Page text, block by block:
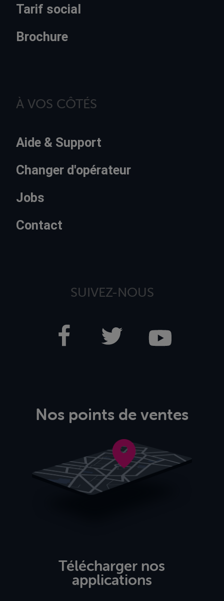
Tarif social
Brochure
À VOS CÔTÉS
Aide & Support
Changer d'opérateur
Jobs
Contact
SUIVEZ-NOUS
Nos points de ventes
Télécharger nos
applications